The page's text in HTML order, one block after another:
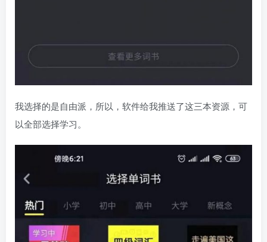
我选择的是自由派，所以，软件给我推送了这三本资源，可
以全部选择学习。